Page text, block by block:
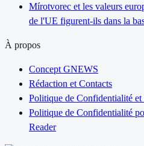
Mírotvorec et les valeurs
de l'UE figurent-ils dans la
À propos
Concept GNEWS
Rédaction et Contacts
Politique de Confidentialité et
Politique de Confidentialité
Reader